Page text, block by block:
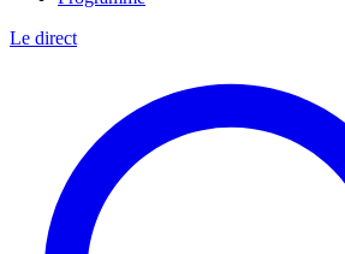
Le direct